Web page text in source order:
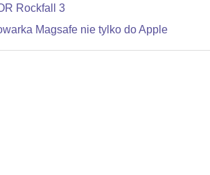
Rockfall 3
Magsafe nie tylko do Apple